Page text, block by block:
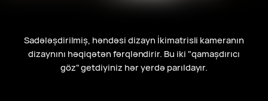
Sadələşdirilmiş, həndəsi dizayn İkimatrisli kameranın
dizaynını həqiqətən fərqləndirir. Bu iki "qamaşdırıcı
göz" getdiyiniz hər yerdə parıldayır.